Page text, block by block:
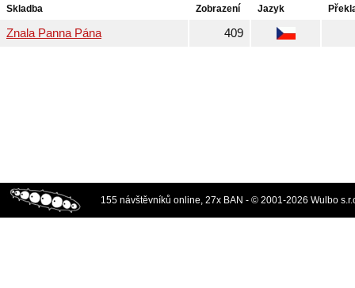
Skladba Zobrazení Jazyk
Znala Panna Pána 409
155 návštěvníků online, 27x BAN - © 2001-2026 Wulbo